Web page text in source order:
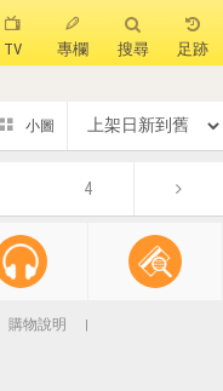
TV 專欄 搜尋 足跡
4
購物說明
大理石不沾鍋